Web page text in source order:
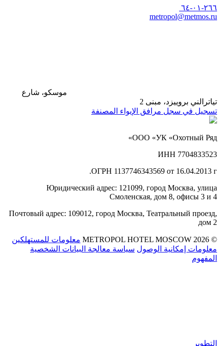
٢٦٦-٠١-٦٤
metropol@metmos.ru
موسكو، شارع
تياترالني بروييزد، مبنى 2
تسجيل في سجل مرافق الإيواء المصنفة
ООО «УК «Охотный Ряд»
ИНН 7704833523
ОГРН 1137746343569 от 16.04.2013 г.
Юридический адрес: 121099, город Москва, улица
Смоленская, дом 8, офисы 3 и 4
Почтовый адрес: 109012, город Москва, Театральный проезд,
дом 2
© 2026 METROPOL HOTEL MOSCOW
معلومات للمستهلكين
معلومات إمكانية الوصول سياسة معالجة البيانات الشخصية
المفهوم
التطوير